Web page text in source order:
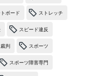
ボード ストレッチ
スピード違反
判 スポーツ
スポーツ障害専門